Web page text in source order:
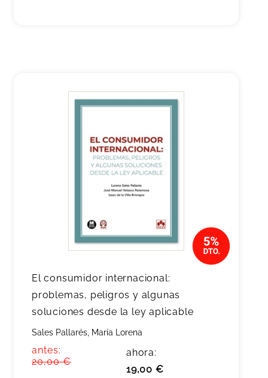
El consumidor internacional:
problemas, peligros y algunas
soluciones desde la ley aplicable
Sales Pallarés, María Lorena
antes:
20,00 €
ahora:
19,00 €